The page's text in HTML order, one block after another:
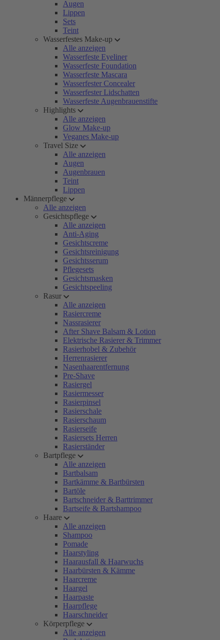
Augen
Lippen
Sets
Teint
Wasserfestes Make-up
Alle anzeigen
Wasserfeste Eyeliner
Wasserfeste Foundation
Wasserfeste Mascara
Wasserfester Concealer
Wasserfester Lidschatten
Wasserfeste Augenbrauenstifte
Highlights
Alle anzeigen
Glow Make-up
Veganes Make-up
Travel Size
Alle anzeigen
Augen
Augenbrauen
Teint
Lippen
Männerpflege
Alle anzeigen
Gesichtspflege
Alle anzeigen
Anti-Aging
Gesichtscreme
Gesichtsreinigung
Gesichtsserum
Pflegesets
Gesichtsmasken
Gesichtspeeling
Rasur
Alle anzeigen
Rasiercreme
Nassrasierer
After Shave Balsam & Lotion
Elektrische Rasierer & Trimmer
Rasierhobel & Zubehör
Herrenrasierer
Nasenhaarentfernung
Pre-Shave
Rasiergel
Rasiermesser
Rasierpinsel
Rasierschale
Rasierschaum
Rasierseife
Rasiersets Herren
Rasierständer
Bartpflege
Alle anzeigen
Bartbalsam
Bartkämme & Bartbürsten
Bartöle
Bartschneider & Barttrimmer
Bartseife & Bartshampoo
Haare
Alle anzeigen
Shampoo
Pomade
Haarstyling
Haarausfall & Haarwuchs
Haarbürsten & Kämme
Haarcreme
Haargel
Haarpaste
Haarpflege
Haarschneider
Körperpflege
Alle anzeigen